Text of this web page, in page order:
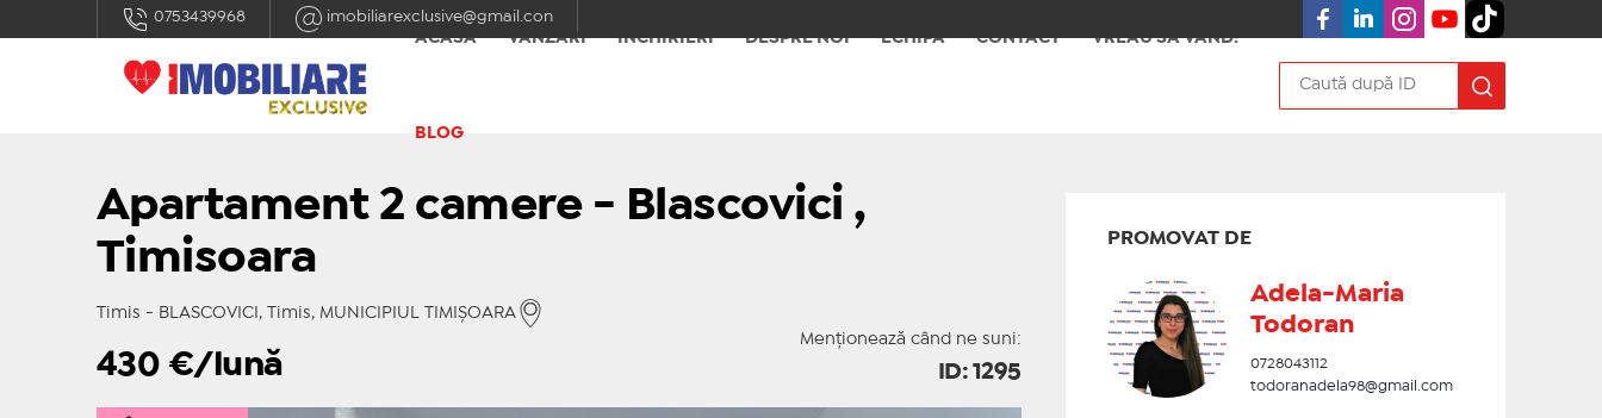
0753439968
imobiliarexclusive@gmail.con
ACASĂ
VÂNZĂRI ÎNCHIRIERI DESPRE NOI ECHIPA CONTACT VREAU SA VÂND!
BLOG
Apartament 2 camere - Blascovici ,
Timisoara
Timis - BLASCOVICI, Timis, MUNICIPIUL TIMIŞOARA
Menționează când ne suni:
430 €/lună ID: 1295
PROMOVAT DE
Adela-Maria
Todoran
0728043112
todoranadela98@gmail.com